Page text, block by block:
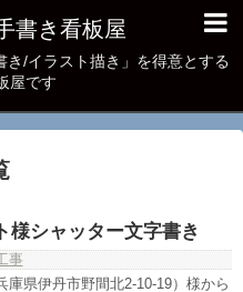
書き看板屋
き/イラスト描き」を得意とする
屋です
様シャッター文字書き
事
庫県伊丹市野間北2-10-19）様から